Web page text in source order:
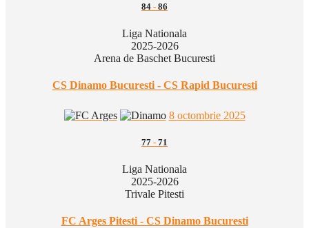
84 - 86
Liga Nationala
2025-2026
Arena de Baschet Bucuresti
CS Dinamo Bucuresti - CS Rapid Bucuresti
8 octombrie 2025
77 - 71
Liga Nationala
2025-2026
Trivale Pitesti
FC Arges Pitesti - CS Dinamo Bucuresti